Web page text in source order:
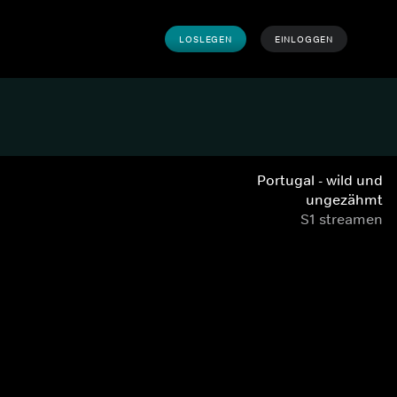
LOSLEGEN EINLOGGEN
Portugal - wild und
ungezähmt
S1 streamen